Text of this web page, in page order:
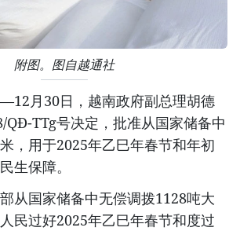
附图。图自越通社
月30日，越南政府副总理胡德
QĐ-TTg号决定，批准从国家储备中
，用于2025年乙巳年春节和年初
生保障。
从国家储备中无偿调拨1128吨大
民过好2025年乙巳年春节和度过